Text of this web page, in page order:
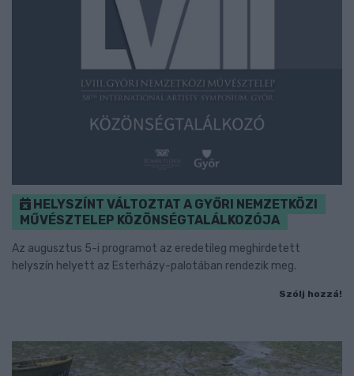
HELYSZÍNT VÁLTOZTAT A GYŐRI NEMZETKÖZI
MŰVÉSZTELEP KÖZÖNSÉGTALÁLKOZÓJA
Az augusztus 5-i programot az eredetileg meghirdetett
helyszín helyett az Esterházy-palotában rendezik meg.
Szólj hozzá!